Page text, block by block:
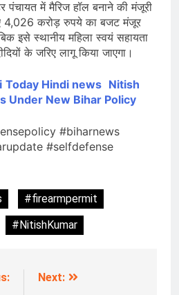
पंचायत में मैरिज हॉल बनाने की मंजूरी
4,026 करोड़ रुपये का बजट मंजूर
इसे स्थानीय महिला स्वयं सहायता
के जरिए लागू किया जाएगा।
Today Hindi news Nitish
Under New Bihar Policy
#biharnews
#selfdefense
#firearmpermit
#NitishKumar
Next: